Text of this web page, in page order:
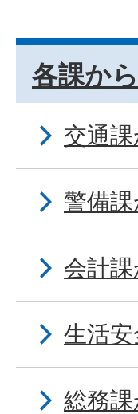
各課か
交通
警備
会計
生活
総務